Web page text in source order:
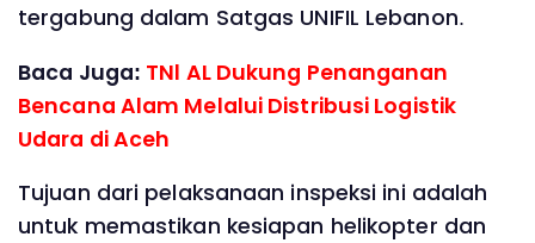
tergabung dalam Satgas UNIFIL Lebanon.
Baca Juga: TNl AL Dukung Penanganan
Bencana Alam Melalui Distribusi Logistik
Udara di Aceh
Tujuan dari pelaksanaan inspeksi ini adalah
untuk memastikan kesiapan helikopter dan